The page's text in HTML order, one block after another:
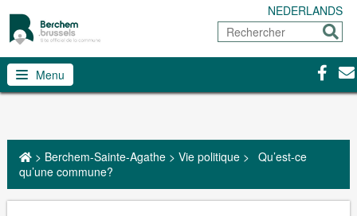
NEDERLANDS
Rechercher
Menu
> Berchem-Sainte-Agathe> Vie politique> Qu’est-ce
qu’une commune?